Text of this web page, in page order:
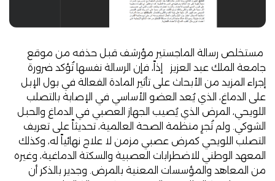
مستخلص رسالة الماجستير مؤرشف قبل حذفه من موقع
جامعة الملك عبد العزيز إذاً، فإن الرسالة نفسها تُؤكد ضرورة
إجراء المزيد من الأبحاث على تأثير المادة الفعالة في بول الإبل
على الدماغ، الذي يُعد العضو الأساسي في الإصابة بالتصلب
اللويحي، المرض الذي يُصيب الجهاز العصبي في الدماغ والحبل
الشوكي. ولم تُجرِ منظمة الصحة العالمية، تحديثاً على تعريف
التصلب اللويحي كمرض عصبي مزمن لا علاج نهائياً له، وكذلك
المعهد الوطني للاضطرابات العصبية والسكتة الدماغية، وغيره
من المعاهد والمؤسسات المعنية بالمرض. وجدير بالذكر أن